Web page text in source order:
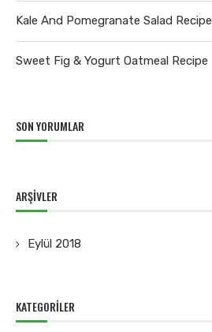
Kale And Pomegranate Salad Recipe
Sweet Fig & Yogurt Oatmeal Recipe
SON YORUMLAR
ARŞIVLER
Eylül 2018
KATEGORILER